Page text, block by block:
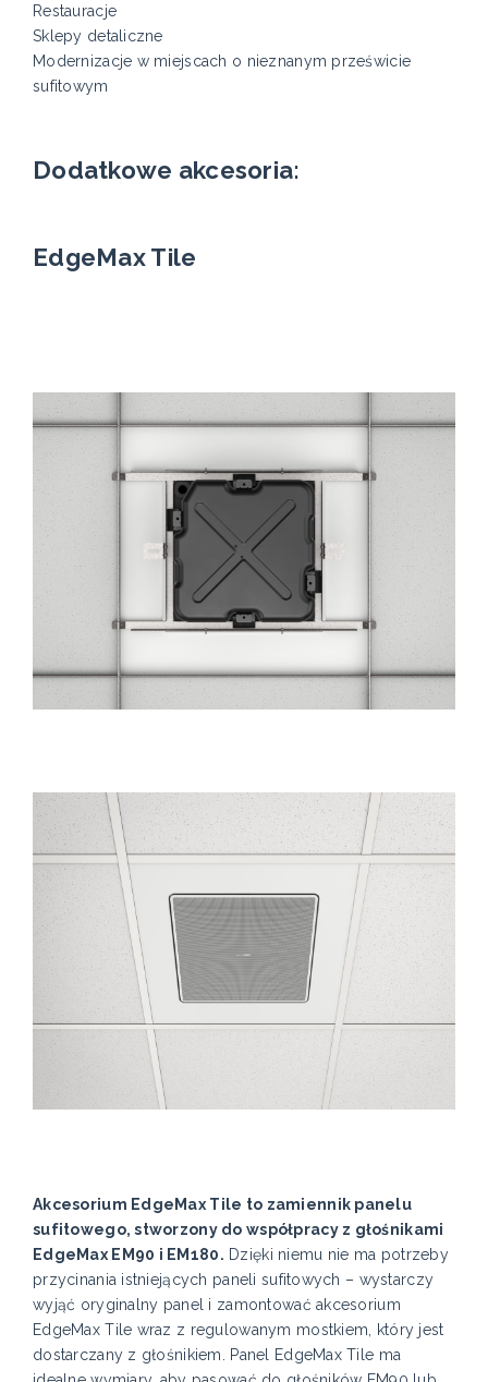
Restauracje
Sklepy detaliczne
Modernizacje w miejscach o nieznanym prześwicie
sufitowym
Dodatkowe akcesoria:
EdgeMax Tile
Akcesorium EdgeMax Tile to zamiennik panelu
sufitowego, stworzony do współpracy z głośnikami
EdgeMax EM90 i EM180. Dzięki niemu nie ma potrzeby
przycinania istniejących paneli sufitowych – wystarczy
wyjąć oryginalny panel i zamontować akcesorium
EdgeMax Tile wraz z regulowanym mostkiem, który jest
dostarczany z głośnikiem. Panel EdgeMax Tile ma